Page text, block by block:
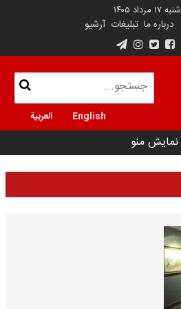
شنبه ۱۷ مرداد ۱۴۰۵
درباره ما تبلیغات آرشیو
English العربية
نمایش منو